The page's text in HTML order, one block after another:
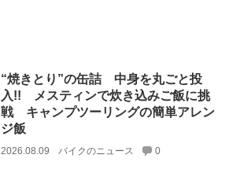
“焼きとり”の缶詰 中身を丸ごと投
入!! メスティンで炊き込みご飯に挑
戦 キャンプツーリングの簡単アレン
ジ飯
2026.08.09 バイクのニュース 0